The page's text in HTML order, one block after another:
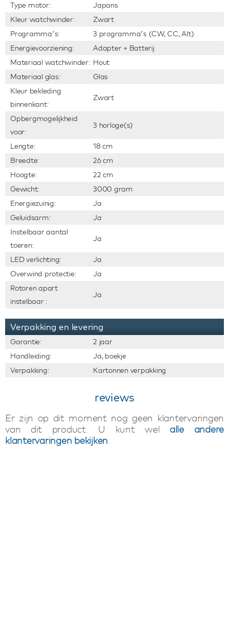
Type motor:
Japans
Kleur watchwinder:
Zwart
Programma’s:
3 programma’s (CW, CC, Alt)
Energievoorziening:
Adapter + Batterij
Materiaal watchwinder: Hout
Materiaal glas:
Glas
Kleur bekleding
binnenkant:
Zwart
Opbergmogelijkheid
voor:
3 horloge(s)
Lengte:
18 cm
Breedte:
26 cm
Hoogte:
22 cm
Gewicht:
3000 gram
Energiezuinig:
Ja
Geluidsarm:
Ja
Instelbaar aantal
toeren:
Ja
LED verlichting:
Ja
Overwind protectie:
Ja
Rotoren apart
instelbaar :
Ja
Verpakking en levering
Garantie:
2 jaar
Handleiding:
Ja, boekje
Verpakking:
Kartonnen verpakking
reviews
Er zijn op dit moment nog geen klantervaringen
van dit product. U kunt wel alle andere
klantervaringen bekijken.